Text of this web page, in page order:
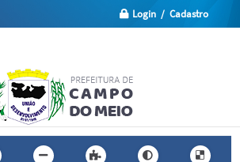
Login / Cadastro